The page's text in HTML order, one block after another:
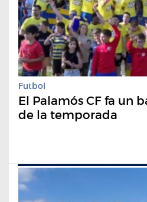
Futbol
El Palamós CF fa un
de la temporada